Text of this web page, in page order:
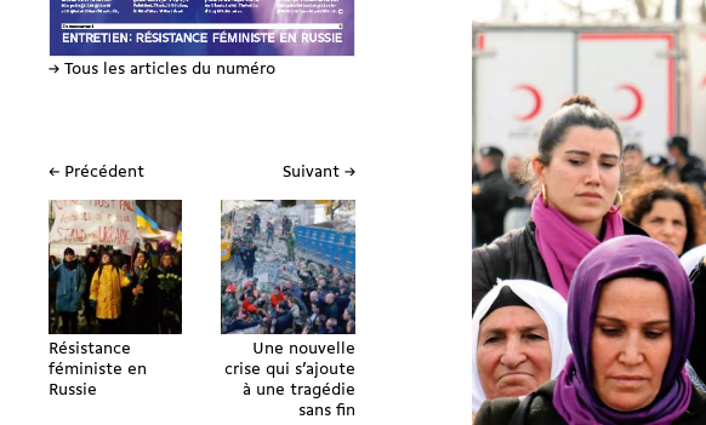
→ Tous les articles du numéro
← Précédent
Résistance
féministe en
Russie
Suivant →
Une nouvelle
crise qui s’ajoute
à une tragédie
sans fin